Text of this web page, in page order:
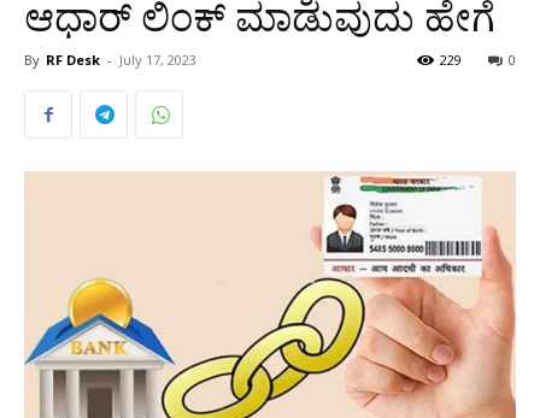
ಆಧಾರ್ ಲಿಂಕ್ ಮಾಡುವುದು ಹೇಗೆ
By RF Desk - July 17, 2023 0
229